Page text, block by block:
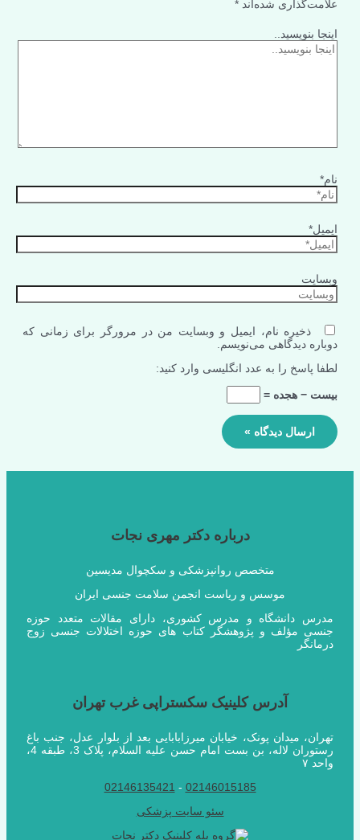
علامت‌گذاری شده‌اند *
اینجا بنویسید..
نام*
ایمیل*
وبسایت
ذخیره نام، ایمیل و وبسایت من در مرورگر برای زمانی که
دوباره دیدگاهی می‌نویسم.
لطفا پاسخ را به عدد انگلیسی وارد کنید:
بیست − هجده =
درباره دکتر مهری نجات
متخصص روانپزشکی و سکچوال مدیسین
موسس و ریاست انجمن سلامت جنسی ایران
مدرس دانشگاه و مدرس کشوری، دارای مقالات متعدد حوزه
جنسی مؤلف و پژوهشگر کتاب های حوزه اختلالات جنسی زوج
درمانگر
آدرس کلینیک سکستراپی غرب تهران
تهران، میدان پونک، خیابان میرزابابایی بعد از بلوار عدل، جنب باغ
رستوران لاله، بن بست امام حسن علیه السلام، پلاک 3، طبقه 4،
واحد ۷
02146015185
-
02146135421
سئو سایت پزشکی